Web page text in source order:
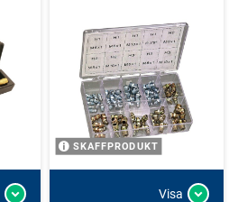
SKAFFPRODUKT
Visa